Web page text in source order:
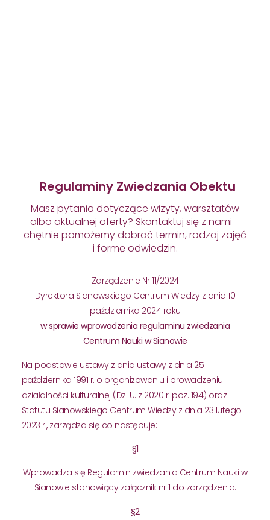
Regulaminy Zwiedzania Obektu
Masz pytania dotyczące wizyty, warsztatów
albo aktualnej oferty? Skontaktuj się z nami –
chętnie pomożemy dobrać termin, rodzaj zajęć
i formę odwiedzin.
Zarządzenie Nr 11/2024
Dyrektora Sianowskiego Centrum Wiedzy z dnia 10
października 2024 roku
w sprawie wprowadzenia regulaminu zwiedzania
Centrum Nauki w Sianowie
Na podstawie ustawy z dnia ustawy z dnia 25
października 1991 r. o organizowaniu i prowadzeniu
działalności kulturalnej (Dz. U. z 2020 r. poz. 194) oraz
Statutu Sianowskiego Centrum Wiedzy z dnia 23 lutego
2023 r., zarządza się co następuje:
§1
Wprowadza się Regulamin zwiedzania Centrum Nauki w
Sianowie stanowiący załącznik nr 1 do zarządzenia.
§2